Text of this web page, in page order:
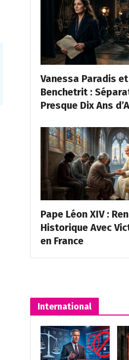
Vanessa Paradis
Benchetrit :
Presque Dix Ans
Pape Léon XIV :
Historique Avec
en France
International